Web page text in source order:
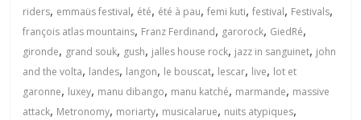
riders, emmaüs festival, été, été à pau,femi kuti,festival, Festivals,
françois atlas mountains, Franz Ferdinand, garorock, GiedRé,
gironde, grand souk, gush, jalles house rock, jazz in sanguinet, john
and the volta, landes, langon, le bouscat, lescar, live, lot et
garonne, luxey, manu dibango, manu katché, marmande, massive
attack, Metronomy, moriarty, musicalarue, nuits atypiques,